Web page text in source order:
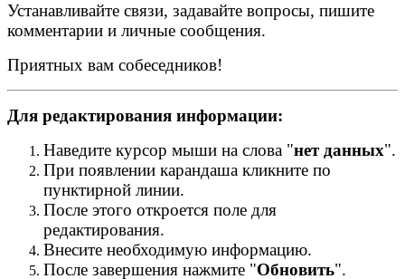
Устанавливайте связи, задавайте вопросы, пишите
комментарии и личные сообщения.
Приятных вам собеседников!
Для редактирования информации:
Наведите курсор мыши на слова "нет данных".
При появлении карандаша кликните по
пунктирной линии.
После этого откроется поле для
редактирования.
Внесите необходимую информацию.
После завершения нажмите "Обновить".